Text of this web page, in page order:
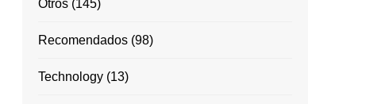
Otros (145)
Recomendados (98)
Technology (13)